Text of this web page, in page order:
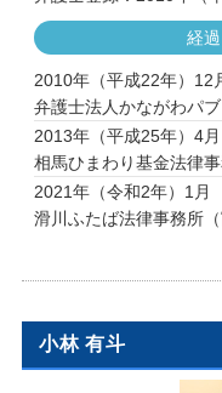
経過
2010年（平成22年）12
弁護士法人かながわパ
2013年（平成25年）4月
相馬ひまわり基金法律
2021年（令和2年）1月
滑川ふたば法律事務所
小林 有斗